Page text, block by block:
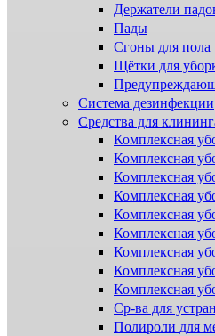
Держатели
Пады
Сгоны для пола
Щётки для
Система дезинфекции
Cредства для
Комплексная
Комплексная
Комплексная
Комплексная
Комплексная
Комплексная
Комплексная
Комплексная
Комплексная
Ср-ва для
Полироли для